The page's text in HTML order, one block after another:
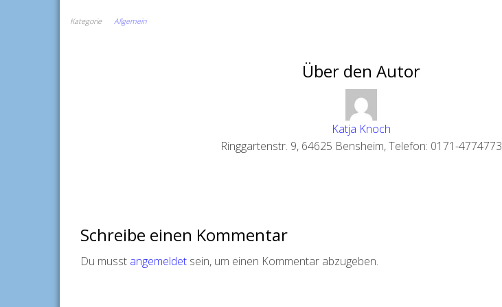
Kategorie Allgemein
Über den Autor
Katja Knoch
Ringgartenstr. 9, 64625 Bensheim, Telefon: 0171-4774773
Schreibe einen Kommentar
Du musst angemeldet sein, um einen Kommentar abzugeben.